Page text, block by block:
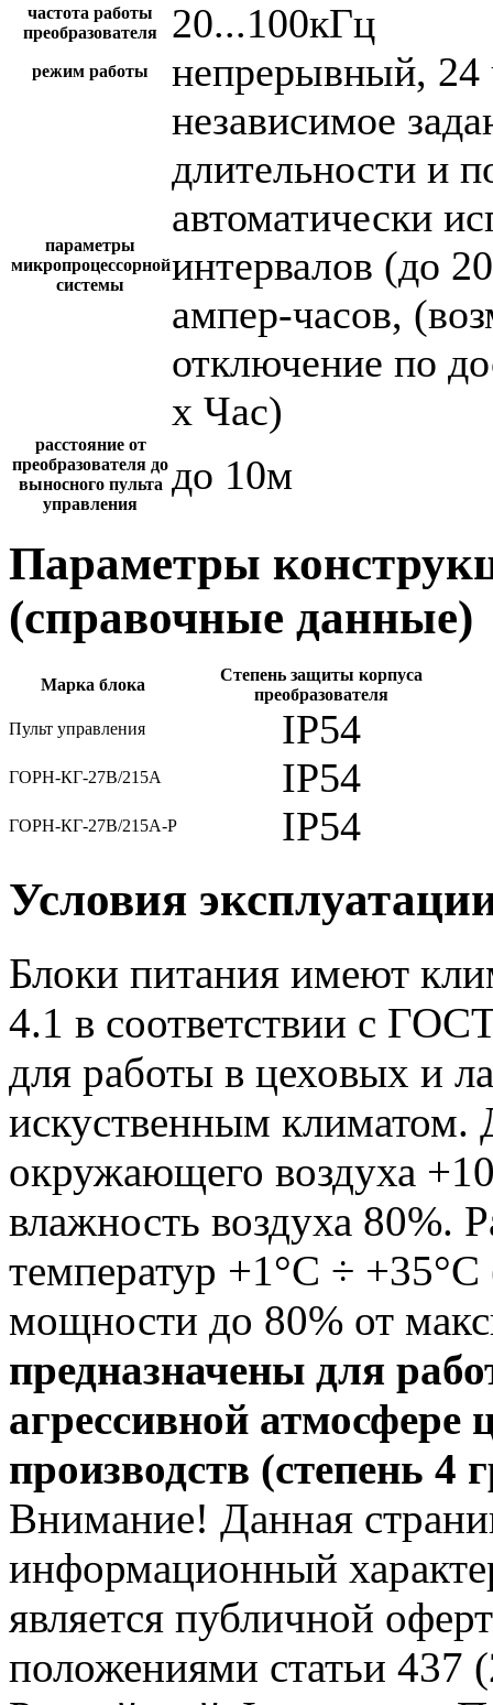
частота работы
преобразователя
20...100кГц
режим работы непрерывный, 24
параметры
микропроцессорной
системы
независимое
длительности и
автоматически
интервалов (до
ампер-часов,
отключение по
х Час)
расстояние от
преобразователя до
выносного пульта
управления
до 10м
Параметры
(справочные данные)
Марка блока
Степень защиты корпуса
преобразователя
Пульт управления
IP54
ГОРН-КГ-27В/215А IP54
ГОРН-КГ-27В/215А-Р IP54
Условия
Блоки питания имеют
4.1 в соответствии с
для работы в цеховых и
искуственным климатом.
окружающего воздуха
влажность воздуха 80%.
температур +1°С ÷
мощности до 80% от
предназначены для
агрессивной атмосфере
производств (степень
Внимание! Данная
информационный
является публичной
положениями статьи 437